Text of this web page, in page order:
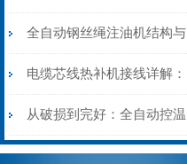
阻”到“波形特征”的精准诊
断逻辑
动电缆修复机的快速换型逻
辑
全自动钢丝绳注油机结构与
工作原理：揭秘高效润滑的
机械密码
电缆芯线热补机接线详解：
从入门到精通
从破损到完好：全自动控温
电缆热补机的核心价值